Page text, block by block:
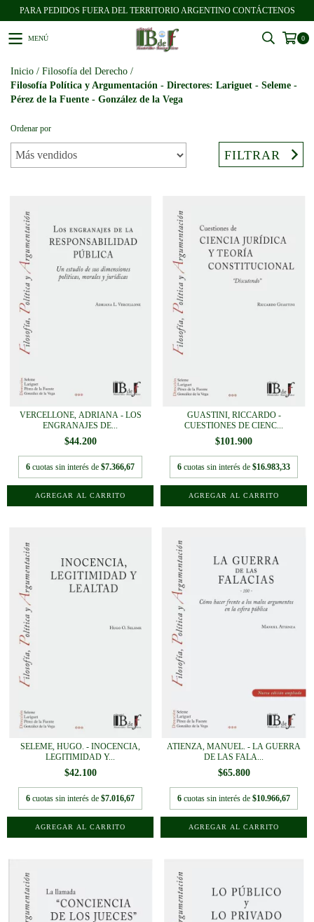
PARA PEDIDOS FUERA DEL TERRITORIO ARGENTINO CONTÁCTENOS
MENÚ 0
Inicio / Filosofía del Derecho /
Filosofía Política y Argumentación - Directores: Lariguet - Seleme -
Pérez de la Fuente - González de la Vega
Ordenar por
FILTRAR
VERCELLONE, ADRIANA - LOS
ENGRANAJES DE...
$44.200
6 cuotas sin interés de $7.366,67
GUASTINI, RICCARDO -
CUESTIONES DE CIENC...
$101.900
6 cuotas sin interés de $16.983,33
SELEME, HUGO. - INOCENCIA,
LEGITIMIDAD Y...
$42.100
6 cuotas sin interés de $7.016,67
ATIENZA, MANUEL. - LA GUERRA
DE LAS FALA...
$65.800
6 cuotas sin interés de $10.966,67